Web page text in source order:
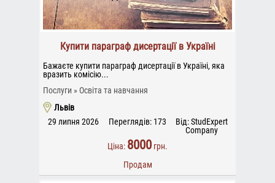
Купити параграф дисертації в Україні
Бажаєте купити параграф дисертації в Україні, яка
вразить комісію...
Послуги
Освіта та навчання
Львів
29 липня 2026
Переглядів: 173
Від: StudExpert
Company
Ціна: 8000 грн.
Продам